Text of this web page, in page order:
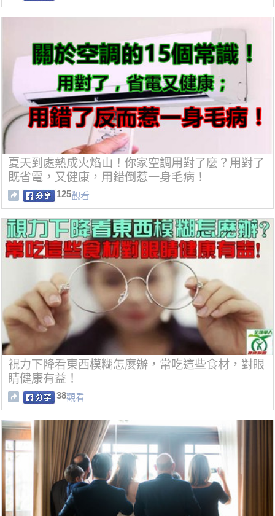
夏天到處熱成火焰山！你家空調用對了麼？用對了
既省電，又健康，用錯倒惹一身毛病！
125觀看
視力下降看東西模糊怎麼辦，常吃這些食材，對眼
睛健康有益！
38觀看